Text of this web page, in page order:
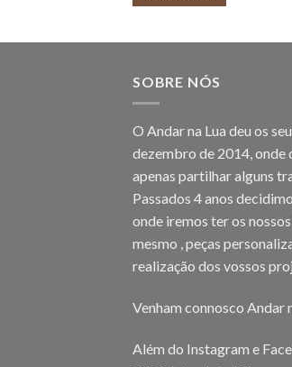
SOBRE NÓS
O Andar na Lua deu os
dezembro de 2014,
apenas partilhar alguns
Passados 4 anos
onde iremos ter os
mesmo , peças
realização dos vossos
Venham connosco Andar
Além do Instagram e